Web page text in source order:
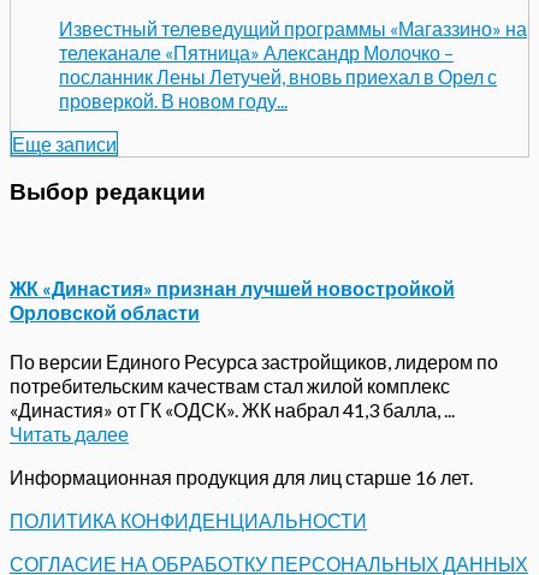
Известный телеведущий программы «Магаззино» на
телеканале «Пятница» Александр Молочко –
посланник Лены Летучей, вновь приехал в Орел с
проверкой. В новом году...
Еще записи
Выбор редакции
ЖК «Династия» признан лучшей новостройкой
Орловской области
По версии Единого Ресурса застройщиков, лидером по
потребительским качествам стал жилой комплекс
«Династия» от ГК «ОДСК». ЖК набрал 41,3 балла, ...
Читать далее
Информационная продукция для лиц старше 16 лет.
ПОЛИТИКА КОНФИДЕНЦИАЛЬНОСТИ
СОГЛАСИЕ НА ОБРАБОТКУ ПЕРСОНАЛЬНЫХ ДАННЫХ